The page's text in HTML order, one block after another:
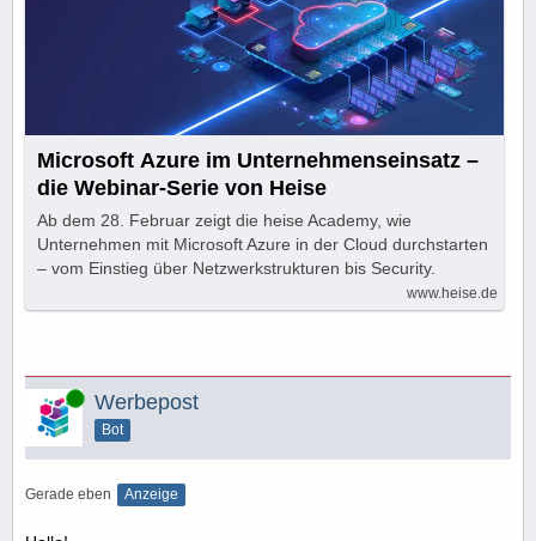
Microsoft Azure im Unternehmenseinsatz –
die Webinar-Serie von Heise
Ab dem 28. Februar zeigt die heise Academy, wie
Unternehmen mit Microsoft Azure in der Cloud durchstarten
– vom Einstieg über Netzwerkstrukturen bis Security.
www.heise.de
Online Werbepost
Bot
Gerade eben Anzeige